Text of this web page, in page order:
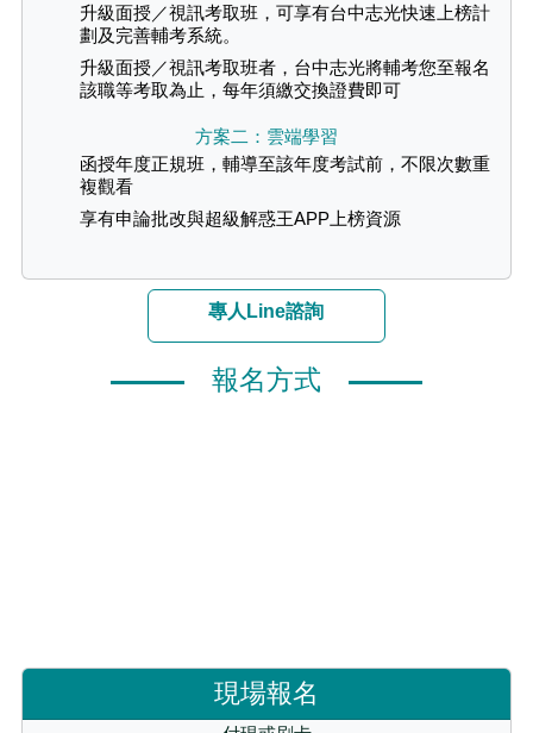
升級面授／視訊考取班，可享有台中志光快速上榜計
劃及完善輔考系統。
升級面授／視訊考取班者，台中志光將輔考您至報名
該職等考取為止，每年須繳交換證費即可
方案二：雲端學習
函授年度正規班，輔導至該年度考試前，不限次數重
複觀看
享有申論批改與超級解惑王APP上榜資源
專人Line諮詢
報名方式
現場報名